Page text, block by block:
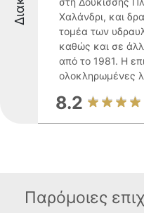
Χαλάνδρι, και
τομέα των
καθώς και σε
από το 1981. Η
ολοκληρωμένες
8.2
Παρόμοιες